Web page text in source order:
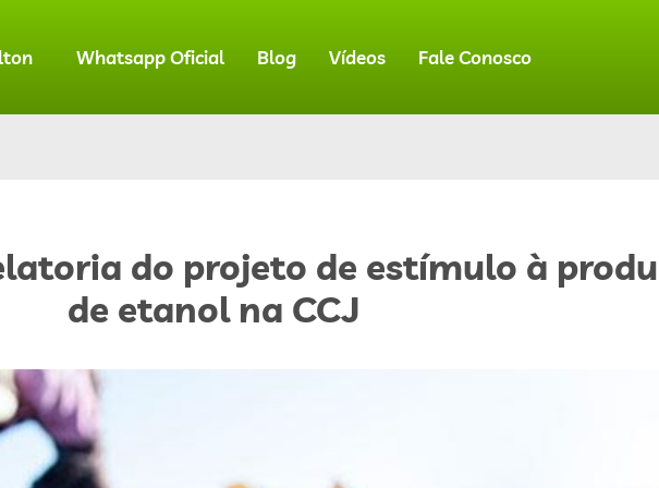
Whatsapp Oficial Blog Vídeos Fale Conosco
do projeto de estímulo à
de etanol na CCJ